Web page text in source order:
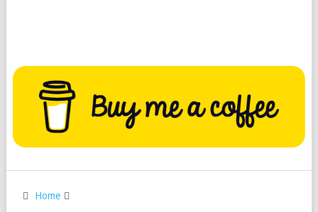
Home